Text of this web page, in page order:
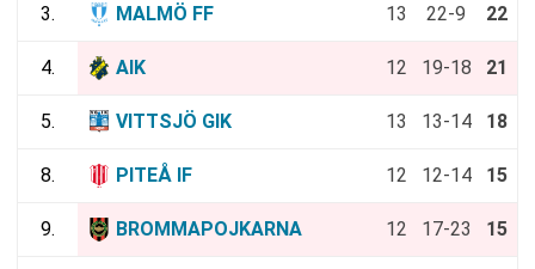
3. MALMÖ FF 13 22-9 22
4. AIK 12 19-18 21
5. VITTSJÖ GIK 13 13-14 18
8. PITEÅ IF 12 12-14 15
9. BROMMAPOJKARNA 12 17-23 15